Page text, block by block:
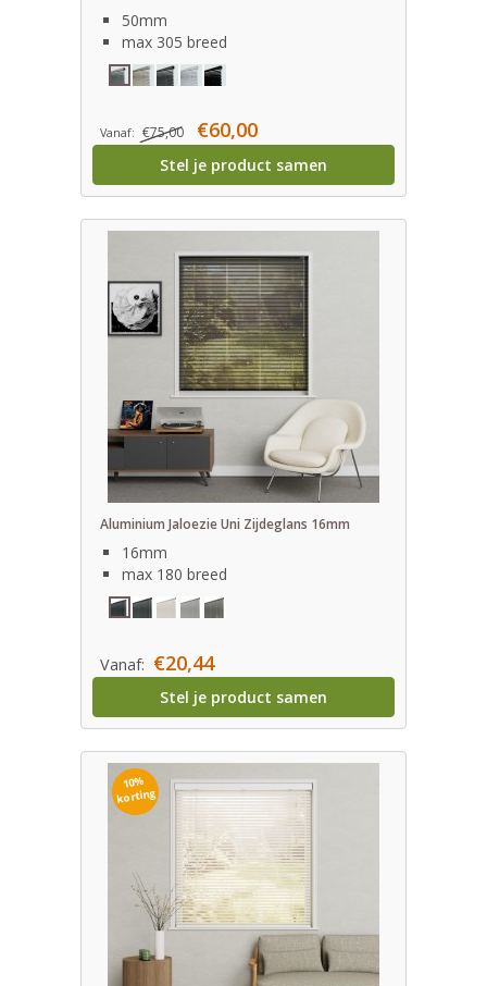
50mm
max 305 breed
Vanaf: €75,00 €60,00
Stel je product samen
Aluminium Jaloezie Uni Zijdeglans 16mm
16mm
max 180 breed
Vanaf: €20,44
Stel je product samen
10%
korting